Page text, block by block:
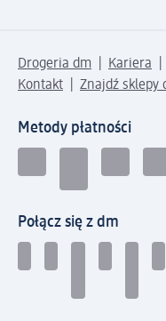
Drogeria dm Kariera
Kontakt
Znajdź sklepy
Metody płatności
Połącz się z dm